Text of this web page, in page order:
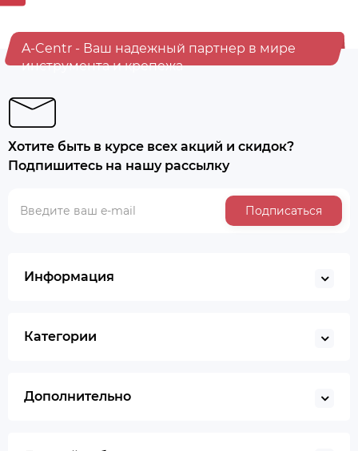
A-Centr - Ваш надежный партнер в мире
инструмента и крепежа
Хотите быть в курсе всех акций и скидок?
Подпишитесь на нашу рассылку
Подписаться
Информация
Категории
Дополнительно